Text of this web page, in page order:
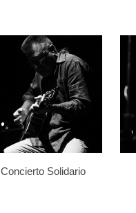
Concierto Solidario